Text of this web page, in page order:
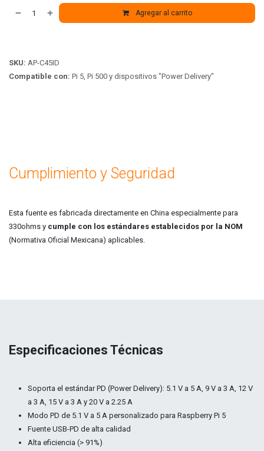
Agregar al carrito
SKU: AP-C45ID
Compatible con: Pi 5, Pi 500 y dispositivos "Power Delivery"
Cumplimiento y Seguridad
Esta fuente es fabricada directamente en China especialmente para
330ohms y cumple con los estándares establecidos por la NOM
(Normativa Oficial Mexicana) aplicables.
Especificaciones Técnicas
Soporta el estándar PD (Power Delivery): 5.1 V a 5 A, 9 V a 3 A, 12 V
a 3 A, 15 V a 3 A y 20 V a 2.25 A
Modo PD de 5.1 V a 5 A personalizado para Raspberry Pi 5
Fuente USB-PD de alta calidad
Alta eficiencia (> 91%)